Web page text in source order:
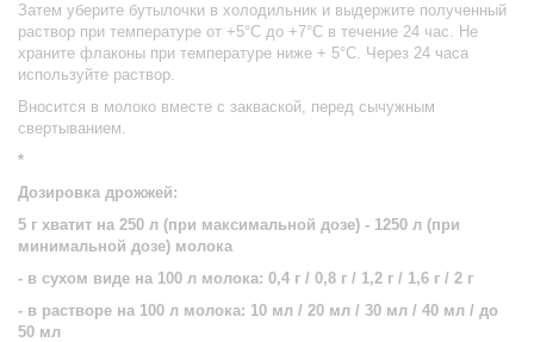
Затем уберите бутылочки в холодильник и выдержите полученный
раствор при температуре от +5°C до +7°C в течение 24 час. Не
храните флаконы при температуре ниже + 5°C. Через 24 часа
используйте раствор.
Вносится в молоко вместе с закваской, перед сычужным
свертыванием.
*
Дозировка дрожжей:
5 г хватит на 250 л (при максимальной дозе) - 1250 л (при
минимальной дозе) молока
- в сухом виде на 100 л молока: 0,4 г / 0,8 г / 1,2 г / 1,6 г / 2 г
- в растворе на 100 л молока: 10 мл / 20 мл / 30 мл / 40 мл / до
50 мл